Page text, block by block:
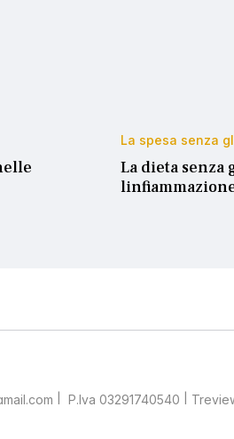
La spesa senza
La dieta senza
| P.Iva 03291740540 |